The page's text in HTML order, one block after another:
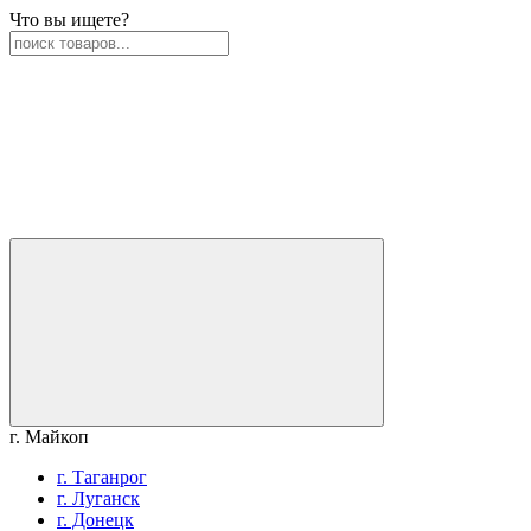
Что вы ищете?
г. Майкоп
г. Таганрог
г. Луганск
г. Донецк